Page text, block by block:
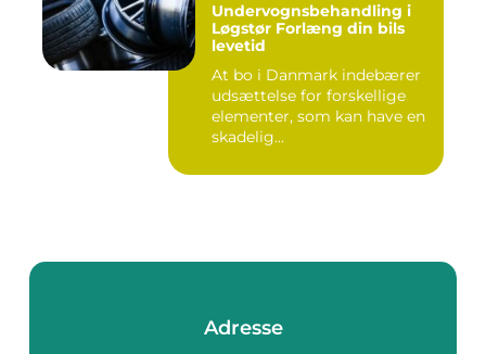
Undervognsbehandling i
Løgstør Forlæng din bils
levetid
At bo i Danmark indebærer
udsættelse for forskellige
elementer, som kan have en
skadelig...
Adresse